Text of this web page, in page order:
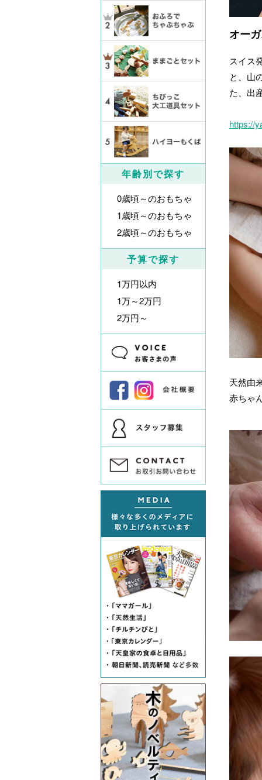
年齢別で探す
0歳頃～のおもちゃ
1歳頃～のおもちゃ
2歳頃～のおもちゃ
予算で探す
1万円以内
1万～2万円
2万円～
オー
スイス
と、山
た、出
https://
天然由
赤ちゃ